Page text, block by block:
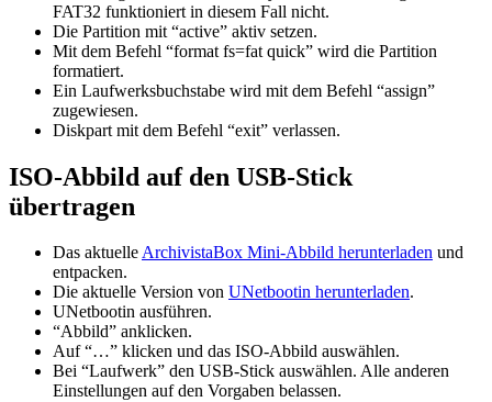
FAT32 funktioniert in diesem Fall nicht.
Die Partition mit “active” aktiv setzen.
Mit dem Befehl “format fs=fat quick” wird die Partition
formatiert.
Ein Laufwerksbuchstabe wird mit dem Befehl “assign”
zugewiesen.
Diskpart mit dem Befehl “exit” verlassen.
ISO-Abbild auf den USB-Stick
übertragen
Das aktuelleArchivistaBox Mini-Abbild herunterladen und
entpacken.
Die aktuelle Version von UNetbootin herunterladen.
UNetbootin ausführen.
“Abbild” anklicken.
Auf “…” klicken und das ISO-Abbild auswählen.
Bei “Laufwerk” den USB-Stick auswählen. Alle anderen
Einstellungen auf den Vorgaben belassen.